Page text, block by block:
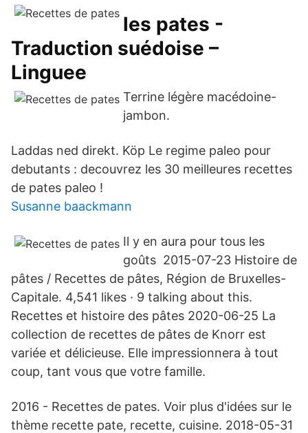
les pates -
Traduction suédoise –
Linguee
Terrine légère macédoine-
jambon.
Laddas ned direkt. Köp Le regime paleo pour
debutants : decouvrez les 30 meilleures recettes
de pates paleo !
Susanne baackmann
Il y en aura pour tous les
goûts ️ 2015-07-23 Histoire de
pâtes / Recettes de pâtes, Région de Bruxelles-
Capitale. 4,541 likes · 9 talking about this.
Recettes et histoire des pâtes 2020-06-25 La
collection de recettes de pâtes de Knorr est
variée et délicieuse. Elle impressionnera à tout
coup, tant vous que votre famille.
2016 - Recettes de pates. Voir plus d'idées sur le
thème recette pate, recette, cuisine. 2018-05-31